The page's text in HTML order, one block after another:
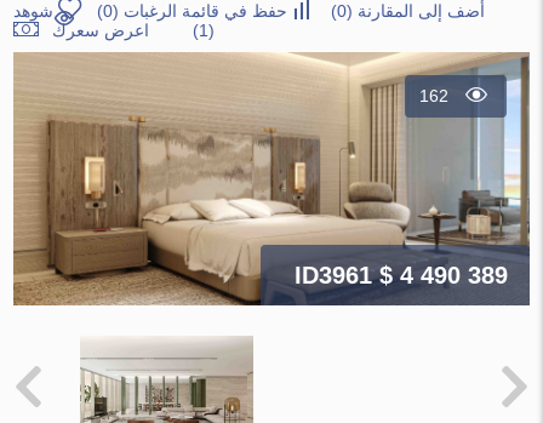
أضف إلى المقارنة (
0
) حفظ في قائمة الرغبات (
0
)
شوهد
(1)
اعرض سعرك
162
ID3961$ 4 490 389